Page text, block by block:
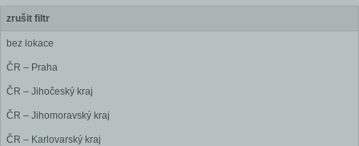
zrušit filtr
bez lokace
ČR – Praha
ČR – Jihočeský kraj
ČR – Jihomoravský kraj
ČR – Karlovarský kraj